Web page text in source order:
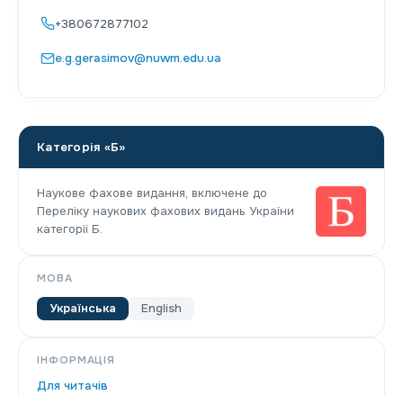
+380672877102
e.g.gerasimov@nuwm.edu.ua
Категорія «Б»
Наукове фахове видання, включене до
Переліку наукових фахових видань України
категорії Б.
МОВА
Українська English
ІНФОРМАЦІЯ
Для читачів